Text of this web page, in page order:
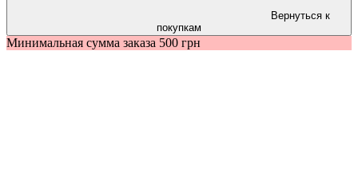
Вернуться к
покупкам
Минимальная сумма заказа 500 грн